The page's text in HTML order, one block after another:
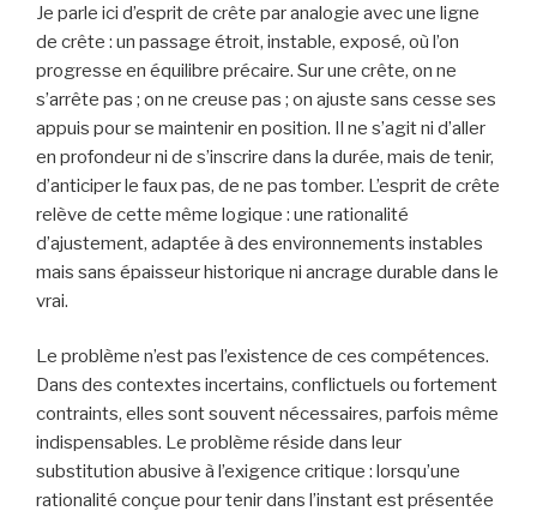
Je parle ici d’esprit de crête par analogie avec une ligne
de crête : un passage étroit, instable, exposé, où l’on
progresse en équilibre précaire. Sur une crête, on ne
s’arrête pas ; on ne creuse pas ; on ajuste sans cesse ses
appuis pour se maintenir en position. Il ne s’agit ni d’aller
en profondeur ni de s’inscrire dans la durée, mais de tenir,
d’anticiper le faux pas, de ne pas tomber. L’esprit de crête
relève de cette même logique : une rationalité
d’ajustement, adaptée à des environnements instables
mais sans épaisseur historique ni ancrage durable dans le
vrai.
Le problème n’est pas l’existence de ces compétences.
Dans des contextes incertains, conflictuels ou fortement
contraints, elles sont souvent nécessaires, parfois même
indispensables. Le problème réside dans leur
substitution abusive à l’exigence critique : lorsqu’une
rationalité conçue pour tenir dans l’instant est présentée